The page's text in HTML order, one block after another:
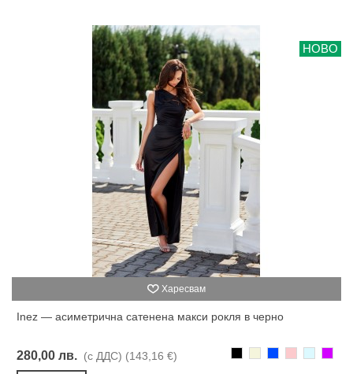
НОВО
Харесвам
Inez — асиметрична сатенена макси рокля в черно
280,00 лв. (с ДДС) (143,16 €)